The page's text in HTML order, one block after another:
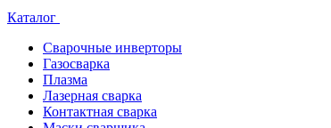
Каталог
Сварочные инверторы
Газосварка
Плазма
Лазерная сварка
Контактная сварка